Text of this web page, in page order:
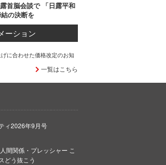
首脳会談で 「日露平和
の決断を
ーション
に合わせた価格改定のお知
一覧はこちら
ィ2026年9月号
間関係・プレッシャー こ
どう抜こう